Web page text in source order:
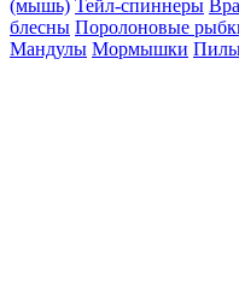
(мышь) Тейл-спиннеры
блесны Поролоновые
Мандулы Мормышки